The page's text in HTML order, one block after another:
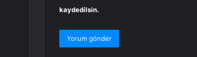
kaydedilsin.